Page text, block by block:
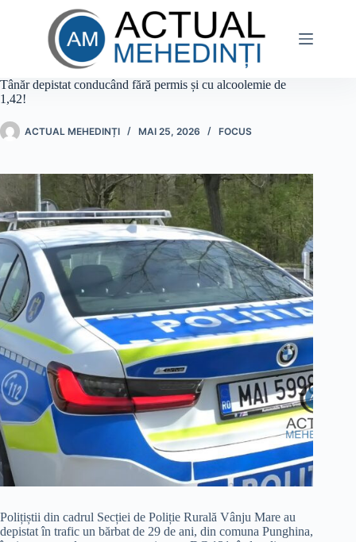
Tânăr depistat conducând fără permis și cu alcoolemie de
1,42!
ACTUAL MEHEDINȚI MAI 25, 2026 FOCUS
Polițiștii din cadrul Secției de Poliție Rurală Vânju Mare au
depistat în trafic un bărbat de 29 de ani, din comuna Punghina,